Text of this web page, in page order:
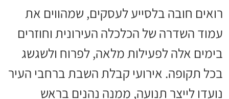
רואים חובה בלסייע לעסקים, שמהווים את
עמוד השדרה של הכלכלה העירונית וחוזרים
בימים אלה לפעילות מלאה, לפרוח ולשגשג
בכל תקופה. אירועי קבלת השבת ברחבי העיר
נועדו לייצר תנועה, ממנה נהנים בראש